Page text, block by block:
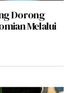
Dorong
Melalui